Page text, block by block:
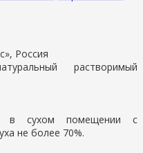
Россия
растворимый
в сухом помещении с
не более 70%.